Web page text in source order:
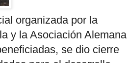
organizada por la
y la Asociación Alemana
se dio cierre